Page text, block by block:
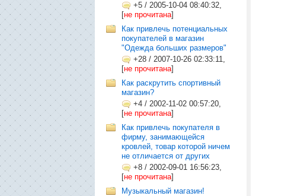
+5 / 2005-10-04 08:40:32,
[не прочитана]
Как привлечь потенциальных
покупателей в магазин
"Одежда больших размеров"
+28 / 2007-10-26 02:33:11,
[не прочитана]
Как раскрутить спортивный
магазин?
+4 / 2002-11-02 00:57:20,
[не прочитана]
Как привлечь покупателя в
фирму, занимающейся
кровлей, товар которой ничем
не отличается от других
+8 / 2002-09-01 16:56:23,
[не прочитана]
Музыкальный магазин!